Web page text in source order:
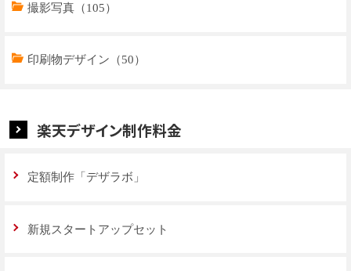
商品ページデザイン（769）
特集ページデザイン（59）
撮影写真（105）
印刷物デザイン（50）
楽天デザイン制作料金
定額制作「デザラボ」
新規スタートアップセット